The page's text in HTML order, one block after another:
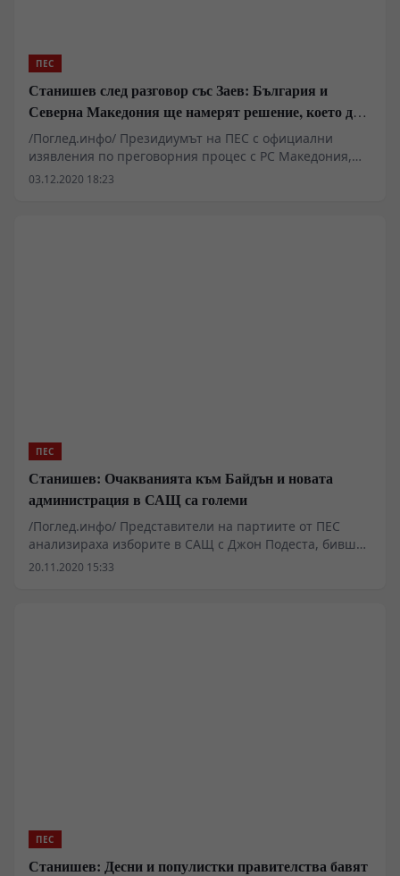
ПЕС
Станишев след разговор със Заев: България и
Северна Македония ще намерят решение, което да е
в полза и на двете страни
/Поглед.инфо/ Президиумът на ПЕС с официални
изявления по преговорния процес с РС Македония,
европейския бюджет, насилието над жени и помощта
03.12.2020 18:23
ПЕС
Станишев: Очакванията към Байдън и новата
администрация в САЩ са големи
/Поглед.инфо/ Представители на партиите от ПЕС
анализираха изборите в САЩ с Джон Подеста, бивш
шеф на кабинета на Клинтън и съветник на Обама
20.11.2020 15:33
ПЕС
Станишев: Десни и популистки правителства бавят